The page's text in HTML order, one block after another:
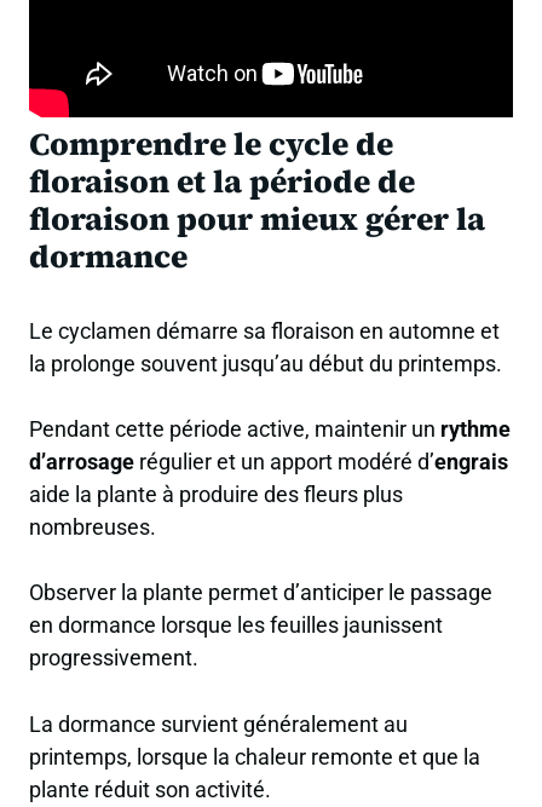
Comprendre le cycle de
floraison et la période de
floraison pour mieux gérer la
dormance
Le cyclamen démarre sa floraison en automne et
la prolonge souvent jusqu’au début du printemps.
Pendant cette période active, maintenir un rythme
d’arrosage régulier et un apport modéré d’engrais
aide la plante à produire des fleurs plus
nombreuses.
Observer la plante permet d’anticiper le passage
en dormance lorsque les feuilles jaunissent
progressivement.
La dormance survient généralement au
printemps, lorsque la chaleur remonte et que la
plante réduit son activité.